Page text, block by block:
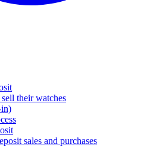
their watches
in)
sales and purchases